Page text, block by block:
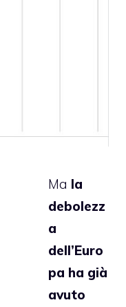
Ma la
debolezz
a
dell’Euro
pa ha già
avuto